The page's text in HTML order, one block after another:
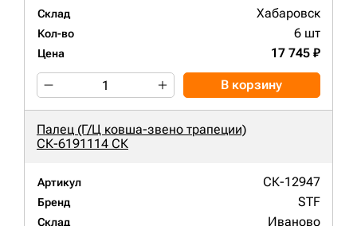
Склад Хабаровск
Кол-во 6 шт
Цена 17 745 ₽
В корзину
Палец (Г/Ц ковша-звено трапеции)
СК-6191114 СК
Артикул СК-12947
Бренд STF
Склад Иваново